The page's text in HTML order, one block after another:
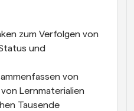
zum Verfolgen von
und
von
Lernmaterialien
Tausende